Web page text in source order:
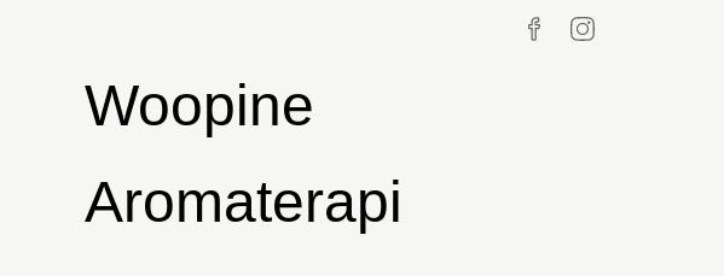
Woopine
Aromaterapi